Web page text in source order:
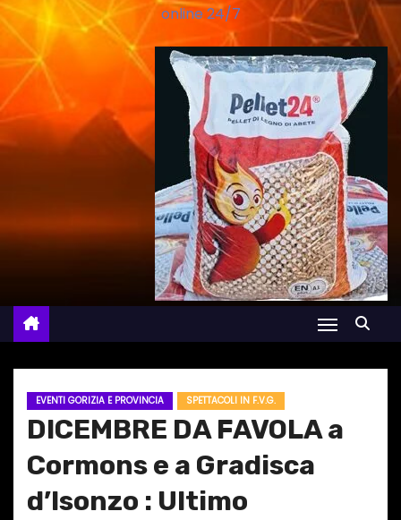
online 24/7
EVENTI GORIZIA E PROVINCIA SPETTACOLI IN F.V.G.
DICEMBRE DA FAVOLA a
Cormons e a Gradisca
d’Isonzo : Ultimo